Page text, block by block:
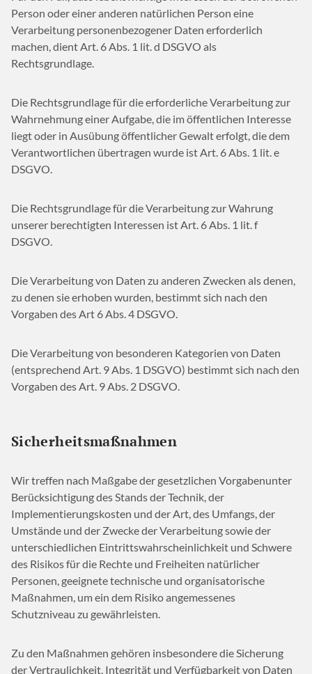
Person oder einer anderen natürlichen Person eine
Verarbeitung personenbezogener Daten erforderlich
machen, dient Art. 6 Abs. 1 lit. d DSGVO als
Rechtsgrundlage.
Die Rechtsgrundlage für die erforderliche Verarbeitung zur
Wahrnehmung einer Aufgabe, die im öffentlichen Interesse
liegt oder in Ausübung öffentlicher Gewalt erfolgt, die dem
Verantwortlichen übertragen wurde ist Art. 6 Abs. 1 lit. e
DSGVO.
Die Rechtsgrundlage für die Verarbeitung zur Wahrung
unserer berechtigten Interessen ist Art. 6 Abs. 1 lit. f
DSGVO.
Die Verarbeitung von Daten zu anderen Zwecken als denen,
zu denen sie erhoben wurden, bestimmt sich nach den
Vorgaben des Art 6 Abs. 4 DSGVO.
Die Verarbeitung von besonderen Kategorien von Daten
(entsprechend Art. 9 Abs. 1 DSGVO) bestimmt sich nach den
Vorgaben des Art. 9 Abs. 2 DSGVO.
Sicherheitsmaßnahmen
Wir treffen nach Maßgabe der gesetzlichen Vorgabenunter
Berücksichtigung des Stands der Technik, der
Implementierungskosten und der Art, des Umfangs, der
Umstände und der Zwecke der Verarbeitung sowie der
unterschiedlichen Eintrittswahrscheinlichkeit und Schwere
des Risikos für die Rechte und Freiheiten natürlicher
Personen, geeignete technische und organisatorische
Maßnahmen, um ein dem Risiko angemessenes
Schutzniveau zu gewährleisten.
Zu den Maßnahmen gehören insbesondere die Sicherung
der Vertraulichkeit, Integrität und Verfügbarkeit von Daten